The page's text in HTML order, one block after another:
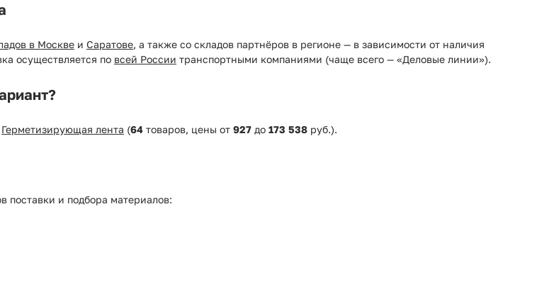
в Москве и Саратове, а также со складов партнёров в регионе — в зависимости от наличия
осуществляется по всей России транспортными компаниями (чаще всего — «Деловые линии»).
Герметизирующая лента (64 товаров, цены от 927 до 173 538 руб.).
поставки и подбора материалов: